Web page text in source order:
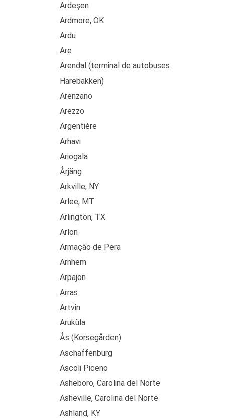
Ardeşen
Ardmore, OK
Ardu
Are
Arendal (terminal de autobuses
Harebakken)
Arenzano
Arezzo
Argentière
Arhavi
Ariogala
Årjäng
Arkville, NY
Arlee, MT
Arlington, TX
Arlon
Armação de Pera
Arnhem
Arpajon
Arras
Artvin
Aruküla
Ås (Korsegården)
Aschaffenburg
Ascoli Piceno
Asheboro, Carolina del Norte
Asheville, Carolina del Norte
Ashland, KY